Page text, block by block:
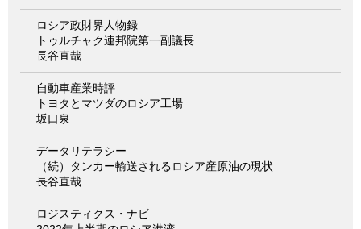
ロシア政財界人物録
トゥルチャク連邦院第一副議長
長谷直哉
自動車産業時評
トヨタとマツダのロシア工場
坂口泉
データリテラシー
（続）タンカー輸送されるロシア産原油の現状
長谷直哉
ロジスティクス・ナビ